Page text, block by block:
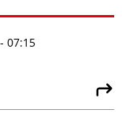
07:15